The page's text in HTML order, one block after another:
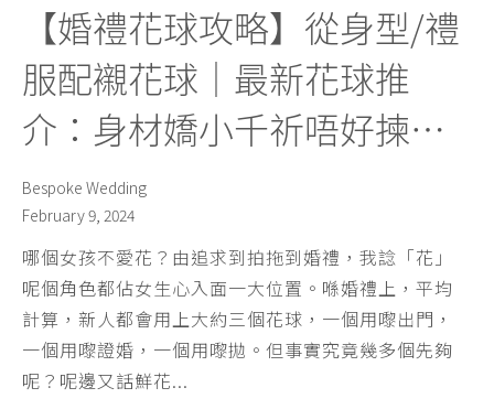
Bespoke Wedding
February 9, 2024
【婚禮花球攻略】從身型/禮
服配襯花球｜最新花球推
介：身材嬌小千祈唔好揀…
哪個女孩不愛花？由追求到拍拖到婚禮，我諗「花」
呢個角色都佔女生心入面一大位置。喺婚禮上，平均
計算，新人都會用上大約三個花球，一個用嚟出門，
一個用嚟證婚，一個用嚟拋。但事實究竟幾多個先夠
呢？呢邊又話鮮花...